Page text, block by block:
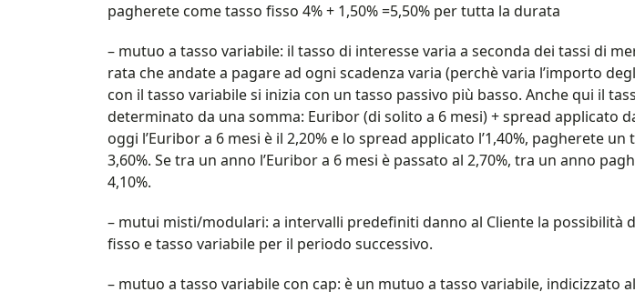
pagherete come tasso fisso 4% + 1,50% =5,50% per tutta la durata
– mutuo a tasso variabile: il tasso di interesse varia a seconda dei tassi di
rata che andate a pagare ad ogni scadenza varia (perchè varia l’importo
con il tasso variabile si inizia con un tasso passivo più basso. Anche qui il
determinato da una somma: Euribor (di solito a 6 mesi) + spread applicato
oggi l’Euribor a 6 mesi è il 2,20% e lo spread applicato l’1,40%, pagherete un
3,60%. Se tra un anno l’Euribor a 6 mesi è passato al 2,70%, tra un anno
4,10%.
– mutui misti/modulari: a intervalli predefiniti danno al Cliente la possibilità
fisso e tasso variabile per il periodo successivo.
– mutuo a tasso variabile con cap: è un mutuo a tasso variabile, indicizzato